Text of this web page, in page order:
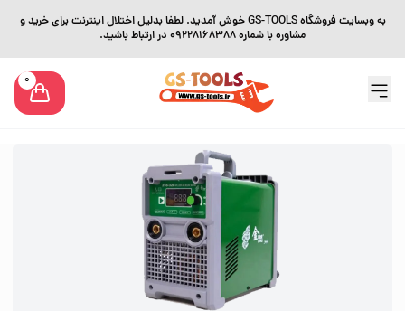
به وبسایت فروشگاه GS-TOOLS خوش آمدید. لطفا بدلیل اختلال اینترنت برای خرید و
مشاوره با شماره 09228168388 در ارتباط باشید.
0